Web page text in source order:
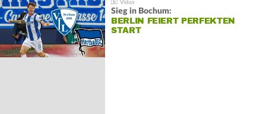
Sieg in Bochum:
BERLIN FEIERT PERFEKTEN
START